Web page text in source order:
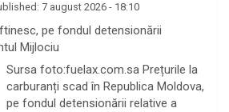
7 august 2026 - 18:10
pe fondul detensionării
Mijlociu
Sursa foto:fuelax.com.sa Prețurile la
carburanți scad în Republica Moldova,
pe fondul detensionării relative a